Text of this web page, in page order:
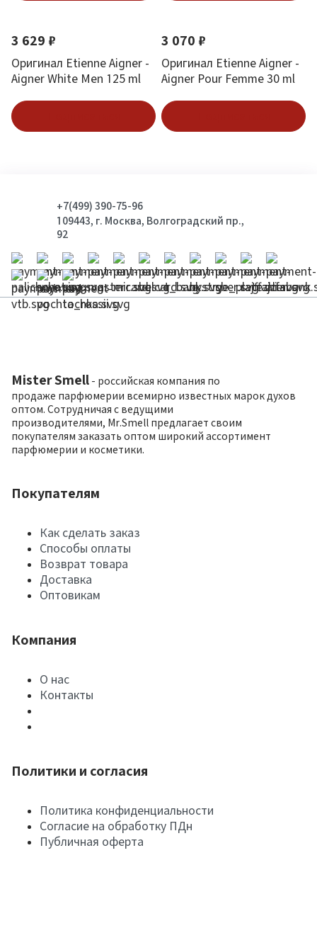
3 629 ₽
Оригинал Etienne Aigner -
Aigner White Men 125 ml
3 070 ₽
Оригинал Etienne Aigner -
Aigner Pour Femme 30 ml
+7(499) 390-75-96
109443, г. Москва, Волгоградский пр.,
92
Mister Smell - российская компания по
продаже парфюмерии всемирно известных марок духов
оптом. Сотрудничая с ведущими
производителями, Mr.Smell предлагает своим
покупателям заказать оптом широкий ассортимент
парфюмерии и косметики.
Покупателям
Как сделать заказ
Способы оплаты
Возврат товара
Доставка
Оптовикам
Компания
О нас
Контакты
Политики и согласия
Политика конфиденциальности
Согласие на обработку ПДн
Публичная оферта